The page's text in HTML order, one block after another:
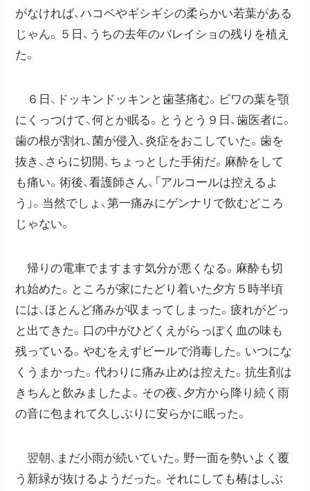
がなければ、ハコベやギシギシの柔らかい若葉がある
じゃん。５日、うちの去年のバレイショの残りを植え
た。
６日、ドッキンドッキンと歯茎痛む。ビワの葉を顎
にくっつけて、何とか眠る。とうとう９日、歯医者に。
歯の根が割れ、菌が侵入、炎症をおこしていた。歯を
抜き、さらに切開、ちょっとした手術だ。麻酔をして
も痛い。術後、看護師さん、「アルコールは控えるよ
う」。当然でしょ、第一痛みにゲンナリで飲むどころ
じゃない。
帰りの電車でますます気分が悪くなる。麻酔も切
れ始めた。ところが家にたどり着いた夕方５時半頃
には、ほとんど痛みが収まってしまった。疲れがどっ
と出てきた。口の中がひどくえがらっぽく血の味も
残っている。やむをえずビールで消毒した。いつにな
くうまかった。代わりに痛み止めは控えた。抗生剤は
きちんと飲みましたよ。その夜、夕方から降り続く雨
の音に包まれて久しぶりに安らかに眠った。
翌朝、まだ小雨が続いていた。野一面を勢いよく覆
う新緑が抜けるようだった。それにしても椿はしぶ